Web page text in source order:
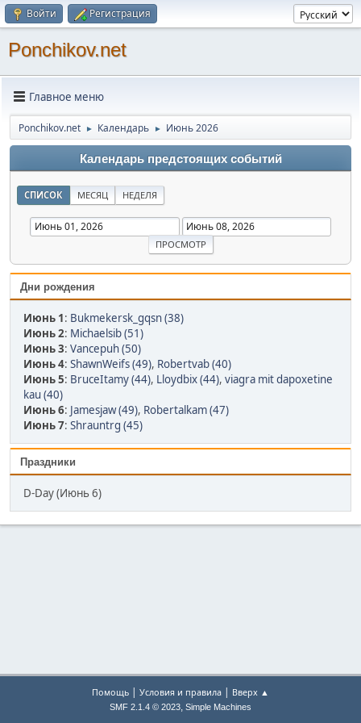
Войти Регистрация
Ponchikov.net
Главное меню
Ponchikov.net ► Календарь ► Июнь 2026
Календарь предстоящих событий
СПИСОК МЕСЯЦ НЕДЕЛЯ
Дни рождения
Июнь 1: Bukmekersk_gqsn (38)
Июнь 2: Michaelsib (51)
Июнь 3: Vancepuh (50)
Июнь 4: ShawnWeifs (49), Robertvab (40)
Июнь 5: BruceItamy (44), Lloydbix (44), viagra mit dapoxetine
kau (40)
Июнь 6: Jamesjaw (49), Robertalkam (47)
Июнь 7: Shrauntrg (45)
Праздники
D-Day (Июнь 6)
Помощь | Условия и правила | Вверх ▲
SMF 2.1.4 © 2023, Simple Machines